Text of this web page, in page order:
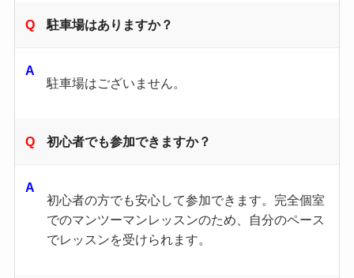
駐車場はありますか？
駐車場はございません。
初心者でも参加できますか？
初心者の方でも安心して参加できます。​完全個室
でのマンツーマンレッスンのため、自分のペース
でレッスンを受けられます。